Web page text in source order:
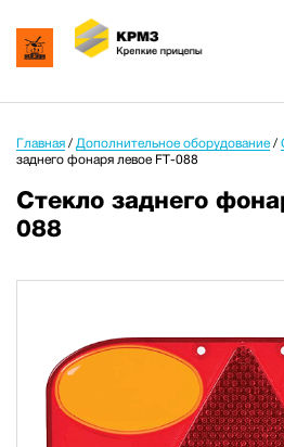
Главная / Дополнительное оборудование /
заднего фонаря левое FT-088
Стекло заднего
088